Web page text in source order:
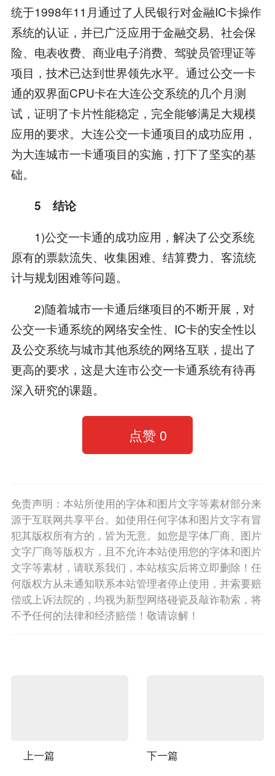
统于1998年11月通过了人民银行对金融IC卡操作
系统的认证，并已广泛应用于金融交易、社会保
险、电表收费、商业电子消费、驾驶员管理证等
项目，技术已达到世界领先水平。通过公交一卡
通的双界面CPU卡在大连公交系统的几个月测
试，证明了卡片性能稳定，完全能够满足大规模
应用的要求。大连公交一卡通项目的成功应用，
为大连城市一卡通项目的实施，打下了坚实的基
础。
5 结论
1)公交一卡通的成功应用，解决了公交系统
原有的票款流失、收集困难、结算费力、客流统
计与规划困难等问题。
2)随着城市一卡通后继项目的不断开展，对
公交一卡通系统的网络安全性、IC卡的安全性以
及公交系统与城市其他系统的网络互联，提出了
更高的要求，这是大连市公交一卡通系统有待再
深入研究的课题。
点赞 0
免责声明：本站所使用的字体和图片文字等素材部分来
源于互联网共享平台。如使用任何字体和图片文字有冒
犯其版权所有方的，皆为无意。如您是字体厂商、图片
文字厂商等版权方，且不允许本站使用您的字体和图片
文字等素材，请联系我们，本站核实后将立即删除！任
何版权方从未通知联系本站管理者停止使用，并索要赔
偿或上诉法院的，均视为新型网络碰瓷及敲诈勒索，将
不予任何的法律和经济赔偿！敬请谅解！
上一篇 下一篇